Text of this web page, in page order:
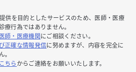
供を目的としたサービスのため、医師・医療
療行為ではありません。
医師・医療機関 にご相談ください。
正確な情報発信に努めますが、内容を完全に
。
こちら からご連絡をお願いいたします。